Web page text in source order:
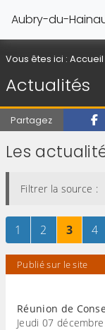
Aubry-du-
Vous êtes ici : Accueil
Actualités
Partagez
Les
Filtrer la source :
Page
1 sur 10Page
2 sur 10Page
3sur 10
4
Publié sur le site
Réunion de
Jeudi 07